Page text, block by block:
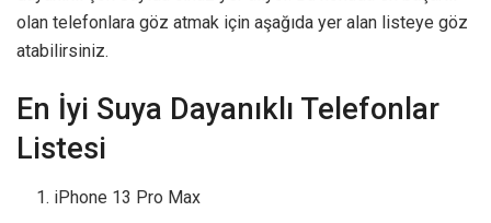
olan telefonlara göz atmak için aşağıda yer alan listeye göz
atabilirsiniz.
En İyi Suya Dayanıklı Telefonlar
Listesi
iPhone 13 Pro Max